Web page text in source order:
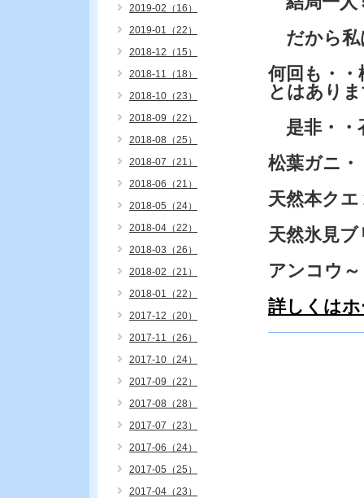
だから私
何回も・
とはあり
是非・・
松葉ガニ
天然本ク
天然氷見
アンコウ
詳しくは
2019-02（16）
2019-01（22）
2018-12（15）
2018-11（18）
2018-10（23）
2018-09（22）
2018-08（25）
2018-07（21）
2018-06（21）
2018-05（24）
2018-04（22）
2018-03（26）
2018-02（21）
2018-01（22）
2017-12（20）
2017-11（26）
2017-10（24）
2017-09（22）
2017-08（28）
2017-07（23）
2017-06（24）
2017-05（25）
2017-04（23）